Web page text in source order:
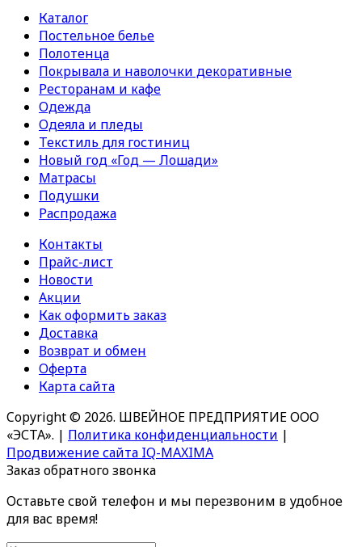
Каталог
Постельное белье
Полотенца
Покрывала и наволочки декоративные
Ресторанам и кафе
Одежда
Одеяла и пледы
Текстиль для гостиниц
Новый год «Год — Лошади»
Матрасы
Подушки
Распродажа
Контакты
Прайс-лист
Новости
Акции
Как оформить заказ
Доставка
Возврат и обмен
Оферта
Карта сайта
Copyright © 2026. ШВЕЙНОЕ ПРЕДПРИЯТИЕ ООО
«ЭСТА». | Политика конфиденциальности |
Продвижение сайта IQ-MAXIMA
Заказ обратного звонка
Оставьте свой телефон и мы перезвоним в удобное
для вас время!